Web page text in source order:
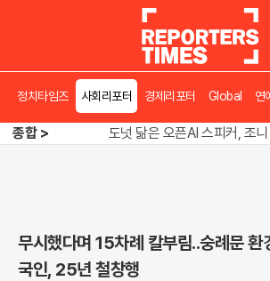
정치타임즈 사회리포터 경제리포터 Global 연
종합 >
송영길 인천서 반전 노려, 2주
도넛 닮은 오픈AI 스피커, 조
무시했다며 15차례 칼부림..숭례문 환
국인, 25년 철창행